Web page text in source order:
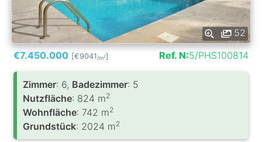
52
€7.450.000 [€9041/m2] Ref. N:5/PHS100814
Zimmer: 6, Badezimmer: 5
Nutzfläche: 824 m2
Wohnfläche: 742 m2
Grundstück: 2024 m2